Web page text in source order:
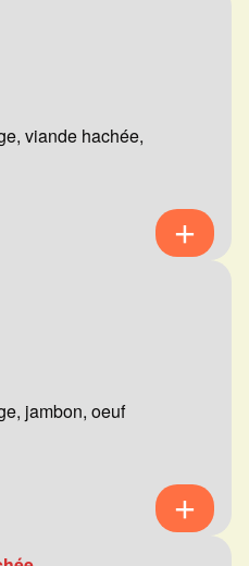
viande hachée,
jambon, oeuf